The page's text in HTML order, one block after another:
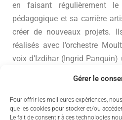
Gérer le
Pour offrir les meilleures expériences,
que les cookies pour stocker et/ou
Le fait de consentir à ces technologies
en faisant régulièrement
pédagogique et sa carrière
créer de nouveaux projets.
réalisés avec l’orchestre
voix d’Izdihar (Ingrid Panquin)
s’est progressivement
discipline qu’elle enseigne